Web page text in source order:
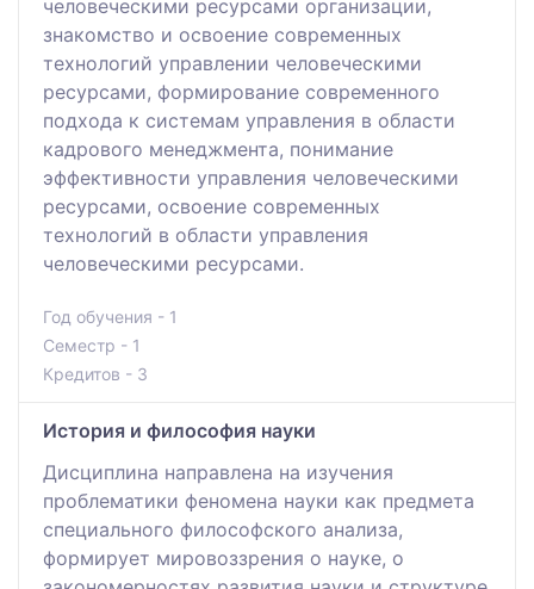
человеческими ресурсами организации,
знакомство и освоение современных
технологий управлении человеческими
ресурсами, формирование современного
подхода к системам управления в области
кадрового менеджмента, понимание
эффективности управления человеческими
ресурсами, освоение современных
технологий в области управления
человеческими ресурсами.
Год обучения - 1
Семестр - 1
Кредитов - 3
История и философия науки
Дисциплина направлена на изучения
проблематики феномена науки как предмета
специального философского анализа,
формирует мировоззрения о науке, о